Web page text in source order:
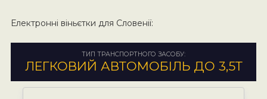
Електронні віньєтки для Словенії:
ТИП ТРАНСПОРТНОГО ЗАСОБУ:
ЛЕГКОВИЙ АВТОМОБІЛЬ ДО 3,5Т